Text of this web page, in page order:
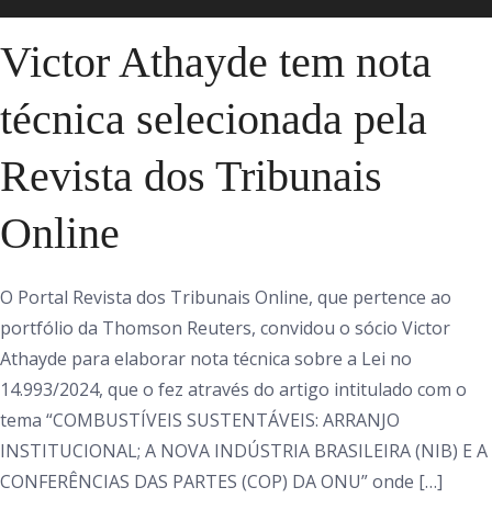
Victor Athayde tem nota
técnica selecionada pela
Revista dos Tribunais
Online
O Portal Revista dos Tribunais Online, que pertence ao
portfólio da Thomson Reuters, convidou o sócio Victor
Athayde para elaborar nota técnica sobre a Lei no
14.993/2024, que o fez através do artigo intitulado com o
tema “COMBUSTÍVEIS SUSTENTÁVEIS: ARRANJO
INSTITUCIONAL; A NOVA INDÚSTRIA BRASILEIRA (NIB) E A
CONFERÊNCIAS DAS PARTES (COP) DA ONU” onde […]